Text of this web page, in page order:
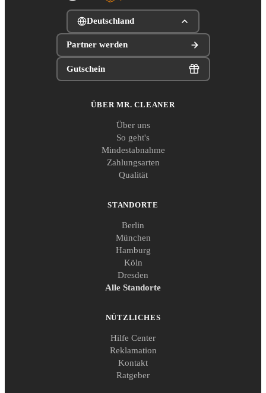
Deutschland
Partner werden
Gutschein
ÜBER MR. CLEANER
Über uns
So geht's
Mindestabnahme
Zahlungsarten
Qualität
STANDORTE
Berlin
München
Hamburg
Köln
Dresden
Alle Standorte
NÜTZLICHES
Hilfe Center
Reklamation
Kontakt
Ratgeber